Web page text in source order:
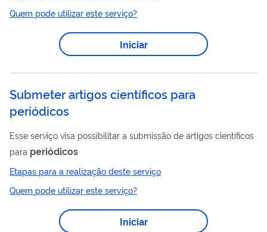
assinados pelo Presidente da República, conforme publicação
no Diário Oficial da União ou Coleção de Leis do Brasil. Pelo
formulário de pesquisa, o internauta tem acesso à REFLEGIS,
uma base de dados e um sistema de buscas, onde estão
ser realizada por palavra-chave,...
Quem pode utilizar este serviço?
Iniciar
Submeter artigos científicos para
periódicos
Esse serviço visa possibilitar a submissão de artigos científicos
para periódicos
Etapas para a realização deste serviço
Quem pode utilizar este serviço?
Iniciar